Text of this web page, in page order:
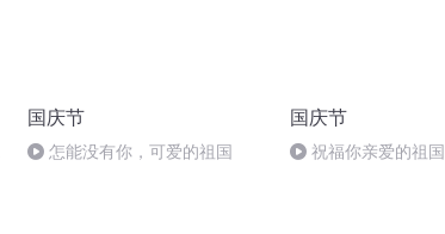
国庆节
怎能没有你，可爱的祖国
国庆节
祝福你亲爱的祖国